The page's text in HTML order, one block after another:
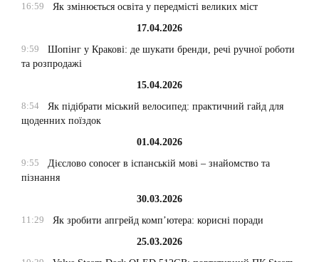
16:59
Як змінюється освіта у передмісті великих міст
17.04.2026
9:59
Шопінг у Кракові: де шукати бренди, речі ручної роботи
та розпродажі
15.04.2026
8:54
Як підібрати міський велосипед: практичний гайд для
щоденних поїздок
01.04.2026
9:55
Дієслово conocer в іспанській мові – знайомство та
пізнання
30.03.2026
11:29
Як зробити апгрейд комп’ютера: корисні поради
25.03.2026